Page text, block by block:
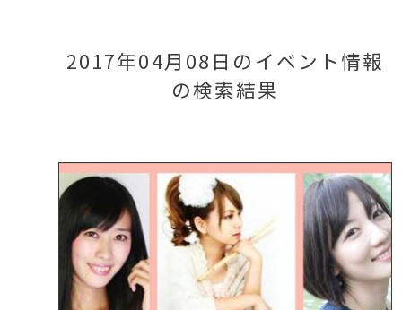
2017年04月08日のイベント情報
の検索結果